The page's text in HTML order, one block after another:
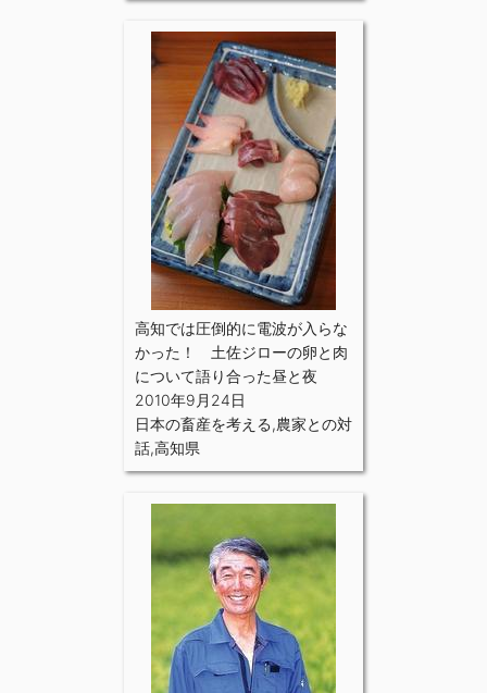
高知では圧倒的に電波が入らな
かった！ 土佐ジローの卵と肉
について語り合った昼と夜
2010年9月24日
日本の畜産を考える,農家との対
話,高知県